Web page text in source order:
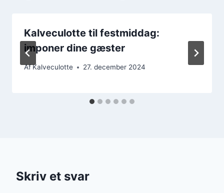
Kalveculotte til festmiddag:
imponer dine gæster
AfKalveculotte 27. december 2024
Skriv et svar